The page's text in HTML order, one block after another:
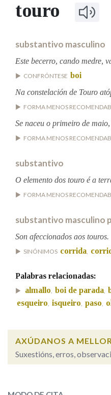
Facebook
TwitterYoutubeInstagram
Bluesky
BUSCAR NOS LEMAS
Remata por
Contén
BUSCAR NO CONTIDO
Nas definicións
Nos exemplos
Na fraseoloxía
OUTRAS OPCIÓNS DE
Pertence a
touro
substantivo masculino
Este becerro, cando medre,
CONFRÓNTESE boi
Na constelación de Touro
FORMA MENOS
Se naceu o primeiro de
FORMA MENOS
substantivo
O elemento dos touro é a
FORMA MENOS
substantivo masculino
Son afeccionados aos touros.
SINÓNIMOS corrida,
Palabras relacionadas:
almallo, boi de parada,
esqueiro, isqueiro, paso,
AXÚDANOS A
Suxestións, erros,